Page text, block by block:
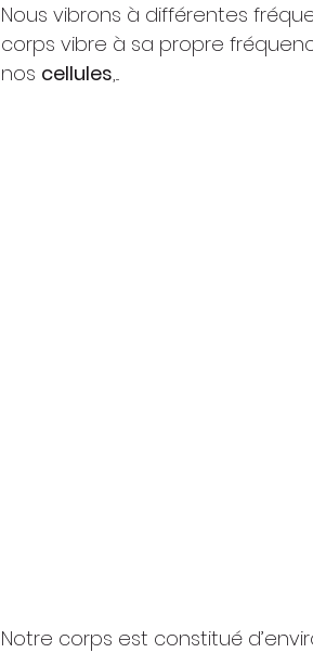
Nous vibrons à différentes
corps vibre à sa propre
nos cellules,...
Notre corps est constitué